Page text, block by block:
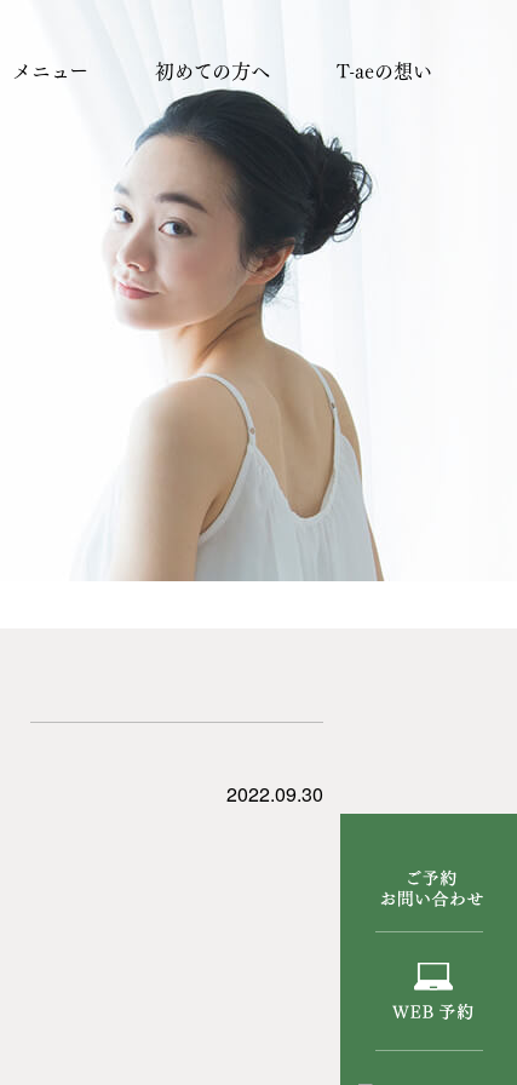
メニュー 初めての方へ T-aeの想い
2022.09.30